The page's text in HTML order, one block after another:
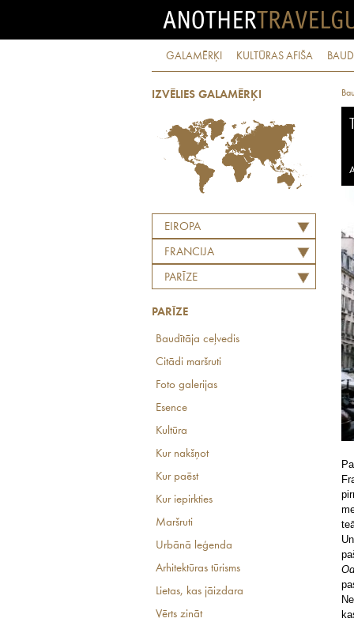
GALAMĒRĶI KULTŪRAS AFIŠA
IZVĒLIES GALAMĒRĶI
EIROPA
FRANCIJA
PARĪZE
PARĪZE
Baudītāja ceļvedis
Citādi maršruti
Foto galerijas
Esence
Kultūra
Kur nakšņot
Kur paēst
Kur iepirkties
Maršruti
Urbānā leģenda
Arhitektūras tūrisms
Lietas, kas jāizdara
Vērts zināt